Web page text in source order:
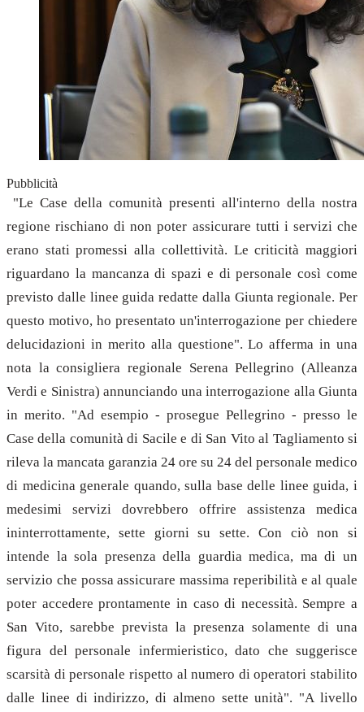
Pubblicità
"Le Case della comunità presenti all'interno della nostra
regione rischiano di non poter assicurare tutti i servizi che
erano stati promessi alla collettività. Le criticità maggiori
riguardano la mancanza di spazi e di personale così come
previsto dalle linee guida redatte dalla Giunta regionale. Per
questo motivo, ho presentato un'interrogazione per chiedere
delucidazioni in merito alla questione". Lo afferma in una
nota la consigliera regionale Serena Pellegrino (Alleanza
Verdi e Sinistra) annunciando una interrogazione alla Giunta
in merito. "Ad esempio - prosegue Pellegrino - presso le
Case della comunità di Sacile e di San Vito al Tagliamento si
rileva la mancata garanzia 24 ore su 24 del personale medico
di medicina generale quando, sulla base delle linee guida, i
medesimi servizi dovrebbero offrire assistenza medica
ininterrottamente, sette giorni su sette. Con ciò non si
intende la sola presenza della guardia medica, ma di un
servizio che possa assicurare massima reperibilità e al quale
poter accedere prontamente in caso di necessità. Sempre a
San Vito, sarebbe prevista la presenza solamente di una
figura del personale infermieristico, dato che suggerisce
scarsità di personale rispetto al numero di operatori stabilito
dalle linee di indirizzo, di almeno sette unità". "A livello